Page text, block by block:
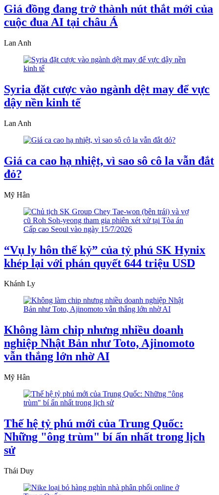
Giá đồng đang trở thành nút thắt mới của
cuộc đua AI tại châu Á
Lan Anh
Syria đặt cược vào ngành dệt may để vực
dậy nền kinh tế
Lan Anh
Giá ca cao hạ nhiệt, vì sao sô cô la vẫn đắt
đỏ?
Mỹ Hân
“Vụ ly hôn thế kỷ” của tỷ phú SK Hynix
khép lại với phán quyết 644 triệu USD
Khánh Ly
Không làm chip nhưng nhiều doanh
nghiệp Nhật Bản như Toto, Ajinomoto
vẫn thắng lớn nhờ AI
Mỹ Hân
Thế hệ tỷ phú mới của Trung Quốc:
Những "ông trùm" bí ẩn nhất trong lịch
sử
Thái Duy